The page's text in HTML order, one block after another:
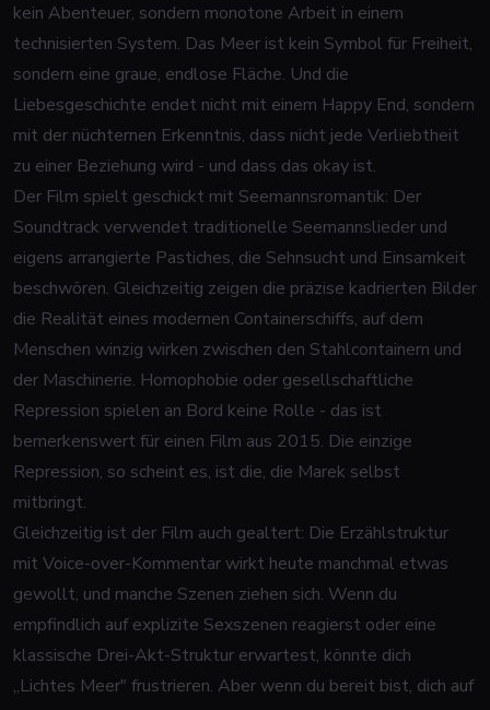
kein Abenteuer, sondern monotone Arbeit in einem
technisierten System. Das Meer ist kein Symbol für Freiheit,
sondern eine graue, endlose Fläche. Und die
Liebesgeschichte endet nicht mit einem Happy End, sondern
mit der nüchternen Erkenntnis, dass nicht jede Verliebtheit
zu einer Beziehung wird - und dass das okay ist.
Der Film spielt geschickt mit Seemannsromantik: Der
Soundtrack verwendet traditionelle Seemannslieder und
eigens arrangierte Pastiches, die Sehnsucht und Einsamkeit
beschwören. Gleichzeitig zeigen die präzise kadrierten Bilder
die Realität eines modernen Containerschiffs, auf dem
Menschen winzig wirken zwischen den Stahlcontainern und
der Maschinerie. Homophobie oder gesellschaftliche
Repression spielen an Bord keine Rolle - das ist
bemerkenswert für einen Film aus 2015. Die einzige
Repression, so scheint es, ist die, die Marek selbst
mitbringt.
Gleichzeitig ist der Film auch gealtert: Die Erzählstruktur
mit Voice-over-Kommentar wirkt heute manchmal etwas
gewollt, und manche Szenen ziehen sich. Wenn du
empfindlich auf explizite Sexszenen reagierst oder eine
klassische Drei-Akt-Struktur erwartest, könnte dich
„Lichtes Meer" frustrieren. Aber wenn du bereit bist, dich auf